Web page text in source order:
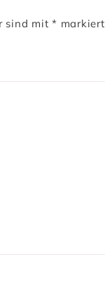
sind mit* markiert